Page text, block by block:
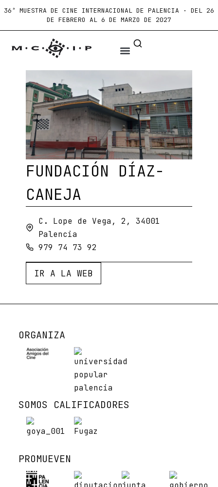
36ª MUESTRA DE CINE INTERNACIONAL DE PALENCIA · DEL 26
DE FEBRERO AL 6 DE MARZO DE 2027
FUNDACIÓN DÍAZ-
CANEJA
C. Lope de Vega, 2, 34001
Palencia
979 74 73 92
IR A LA WEB
ORGANIZA
SOMOS CALIFICADORES
PROMUEVEN